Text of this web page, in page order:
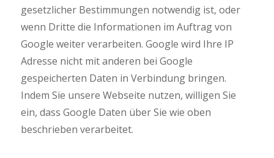
gesetzlicher Bestimmungen notwendig ist, oder
wenn Dritte die Informationen im Auftrag von
Google weiter verarbeiten. Google wird Ihre IP
Adresse nicht mit anderen bei Google
gespeicherten Daten in Verbindung bringen.
Indem Sie unsere Webseite nutzen, willigen Sie
ein, dass Google Daten über Sie wie oben
beschrieben verarbeitet.